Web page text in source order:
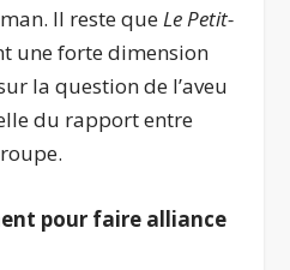
Il reste queLe Petit-
une forte dimension
la question de l’aveu
du rapport entre
pour faire alliance